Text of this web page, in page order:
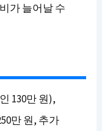
가 늘어날 수
130만 원),
만 원, 추가